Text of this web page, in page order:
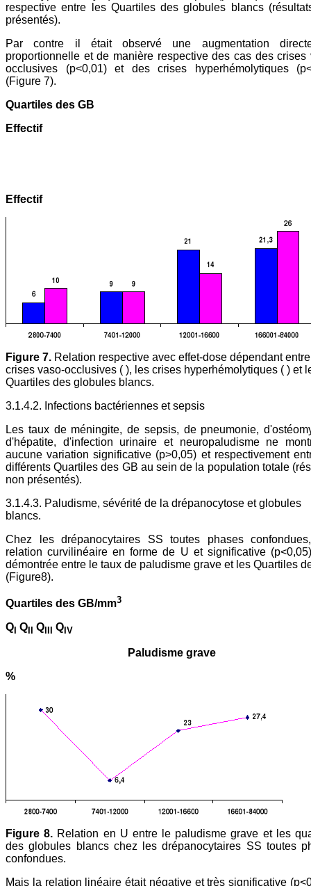
respective entre les Quartiles des globules blancs
présentés).
Par contre il était observé une augmentation
proportionnelle et de manière respective des cas des crises
occlusives (p<0,01) et des crises hyperhémolytiques
(Figure 7).
Quartiles des GB
Effectif
Effectif
Figure 7. Relation respective avec effet-dose dépendant
crises vaso-occlusives ( ), les crises hyperhémolytiques ( ) et
Quartiles des globules blancs.
3.1.4.2. Infections bactériennes et sepsis
Les taux de méningite, de sepsis, de pneumonie,
d'hépatite, d'infection urinaire et neuropaludisme ne
aucune variation significative (p>0,05) et respectivement
différents Quartiles des GB au sein de la population totale
non présentés).
3.1.4.3. Paludisme, sévérité de la drépanocytose et globules
blancs.
Chez les drépanocytaires SS toutes phases
relation curvilinéaire en forme de U et significative
démontrée entre le taux de paludisme grave et les Quartiles
(Figure8).
Quartiles des GB/mm3
Q Q Q Q IV
Paludisme grave
%
Figure 8. Relation en U entre le paludisme grave et les
des globules blancs chez les drépanocytaires SS toutes
confondues.
Mais la relation linéaire était négative et très significative